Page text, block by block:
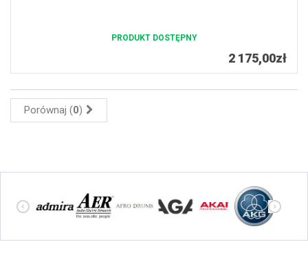
PRODUKT DOSTĘPNY
2 175,00zł
Porównaj (0)